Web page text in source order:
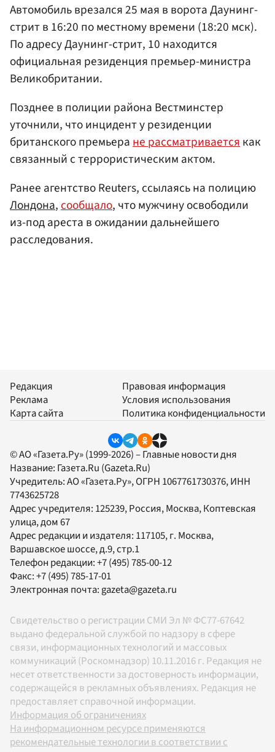
Автомобиль врезался 25 мая в ворота Даунинг-
стрит в 16:20 по местному времени (18:20 мск).
По адресу Даунинг-стрит, 10 находится
официальная резиденция премьер-министра
Великобритании.
Позднее в полиции района Вестминстер
уточнили, что инцидент у резиденции
британского премьеране рассматриваетсякак
связанный с террористическим актом.
Ранее агентство Reuters, ссылаясь на полицию
Лондона,сообщало, что мужчину освободили
из-под ареста в ожидании дальнейшего
расследования.
Редакция
Реклама
Карта сайта
Правовая информация
Условия использования
Политика конфиденциальности
© АО «Газета.Ру» (1999-2026) – Главные новости дня
Название: Газета.Ru (Gazeta.Ru)
Учредитель:АО «Газета.Ру», ОГРН 1067761730376, ИНН
7743625728
Адрес учредителя: 125239, Россия, Москва, Коптевская
улица, дом 67
Адрес редакции и издателя: 117105, г. Москва,
Варшавское шоссе, д.9, стр.1
Телефон редакции:+7 (495) 785-00-12
Факс:+7 (495) 785-17-01
Электронная почта: gazeta@gazeta.ru
Свидетельство о регистрации СМИ Эл № ФС77-67642
выдано федеральной службой по надзору в сфере
связи, информационных технологий и массовых
коммуникаций (Роскомнадзор) 10.11.2016 г. Редакция не
несет ответственности за достоверность информации,
содержащейся в рекламных объявлениях. Редакция не
предоставляет справочной информации.
Информация об ограничениях
На информационном ресурсе применяются
рекомендательные технологии в соответствии с